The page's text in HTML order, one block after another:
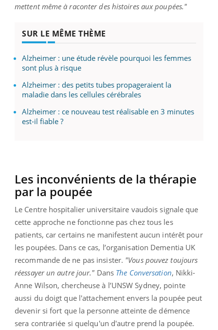
mettent même à raconter des histoires aux poupées."
SUR LE MÊME THÈME
Alzheimer : une étude révèle pourquoi les femmes
sont plus à risque
Alzheimer : des petits tubes propageraient la
maladie dans les cellules cérébrales
Alzheimer : ce nouveau test réalisable en 3 minutes
est-il fiable ?
Les inconvénients de la thérapie
par la poupée
Le Centre hospitalier universitaire vaudois signale que
cette approche ne fonctionne pas chez tous les
patients, car certains ne manifestent aucun intérêt pour
les poupées. Dans ce cas, l’organisation Dementia UK
recommande de ne pas insister. "Vous pouvez toujours
réessayer un autre jour." Dans The Conversation, Nikki-
Anne Wilson, chercheuse à l’UNSW Sydney, pointe
aussi du doigt que l'attachement envers la poupée peut
devenir si fort que la personne atteinte de démence
sera contrariée si quelqu'un d'autre prend la poupée.